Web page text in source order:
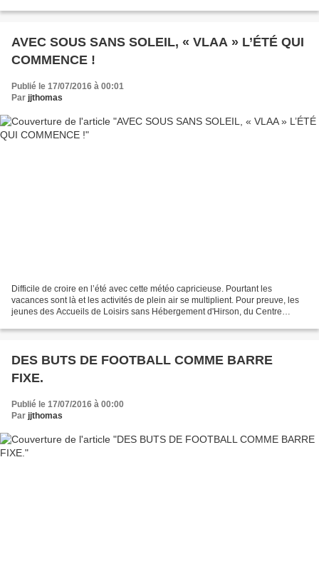
AVEC SOUS SANS SOLEIL, « VLAA » L’ÉTÉ QUI
COMMENCE !
Publié le 17/07/2016 à 00:01
Par jjthomas
Difficile de croire en l’été avec cette météo capricieuse. Pourtant les
vacances sont là et les activités de plein air se multiplient. Pour preuve, les
jeunes des Accueils de Loisirs sans Hébergement d'Hirson, du Centre
DES BUTS DE FOOTBALL COMME BARRE
FIXE.
Publié le 17/07/2016 à 00:00
Par jjthomas